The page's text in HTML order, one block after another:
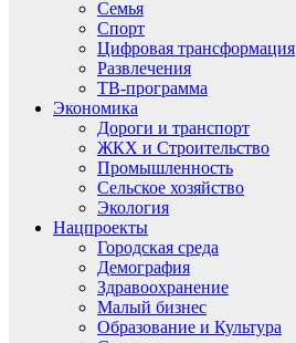
Семья
Спорт
Цифровая трансформация
Развлечения
ТВ-программа
Экономика
Дороги и транспорт
ЖКХ и Строительство
Промышленность
Сельское хозяйство
Экология
Нацпроекты
Городская среда
Демография
Здравоохранение
Малый бизнес
Образование и Культура